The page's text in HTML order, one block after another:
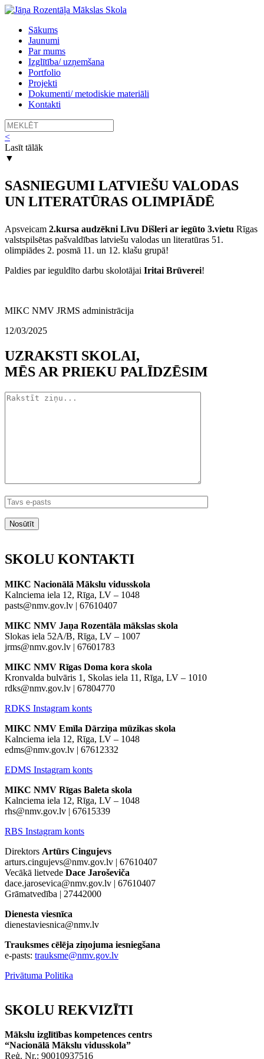
Sākums
Jaunumi
Par mums
Izglītība/ uzņemšana
Portfolio
Projekti
Dokumenti/ metodiskie materiāli
Kontakti
<
Lasīt tālāk
▼
SASNIEGUMI LATVIEŠU VALODAS
UN LITERATŪRAS OLIMPIĀDĒ
Apsveicam 2.kursa audzēkni Līvu Dišleri ar iegūto 3.vietu Rīgas
valstspilsētas pašvaldības latviešu valodas un literatūras 51.
olimpiādes 2. posmā 11. un 12. klašu grupā!
Paldies par ieguldīto darbu skolotājai Iritai Brūverei!
MIKC NMV JRMS administrācija
12/03/2025
UZRAKSTI SKOLAI,
MĒS AR PRIEKU PALĪDZĒSIM
SKOLU KONTAKTI
MIKC Nacionālā Mākslu vidusskola
Kalnciema iela 12, Rīga, LV – 1048
pasts@nmv.gov.lv | 67610407
MIKC NMV Jaņa Rozentāla mākslas skola
Slokas iela 52A/B, Rīga, LV – 1007
jrms@nmv.gov.lv | 67601783
MIKC NMV Rīgas Doma kora skola
Kronvalda bulvāris 1, Skolas iela 11, Rīga, LV – 1010
rdks@nmv.gov.lv | 67804770
RDKS Instagram konts
MIKC NMV Emīla Dārziņa mūzikas skola
Kalnciema iela 12, Rīga, LV – 1048
edms@nmv.gov.lv | 67612332
EDMS Instagram konts
MIKC NMV Rīgas Baleta skola
Kalnciema iela 12, Rīga, LV – 1048
rhs@nmv.gov.lv | 67615339
RBS Instagram konts
Direktors Artūrs Cingujevs
arturs.cingujevs@nmv.gov.lv | 67610407
Vecākā lietvede Dace Jaroševiča
dace.jarosevica@nmv.gov.lv | 67610407
Grāmatvedība | 27442000
Dienesta viesnīca
dienestaviesnica@nmv.lv
Trauksmes cēlēja ziņojuma iesniegšana
e-pasts: trauksme@nmv.gov.lv
Privātuma Politika
SKOLU REKVIZĪTI
Mākslu izglītības kompetences centrs
“Nacionālā Mākslu vidusskola”
Reģ. Nr.: 90010937516